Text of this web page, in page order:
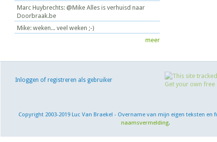
Marc Huybrechts: @Mike Alles is verhuisd naar
Doorbraak.be
Mike: weken... veel weken ;-)
meer
Inloggen of registreren als gebruiker
Copyright 2003-2019 Luc Van Braekel - Overname van mijn eigen teksten en
naamsvermelding.